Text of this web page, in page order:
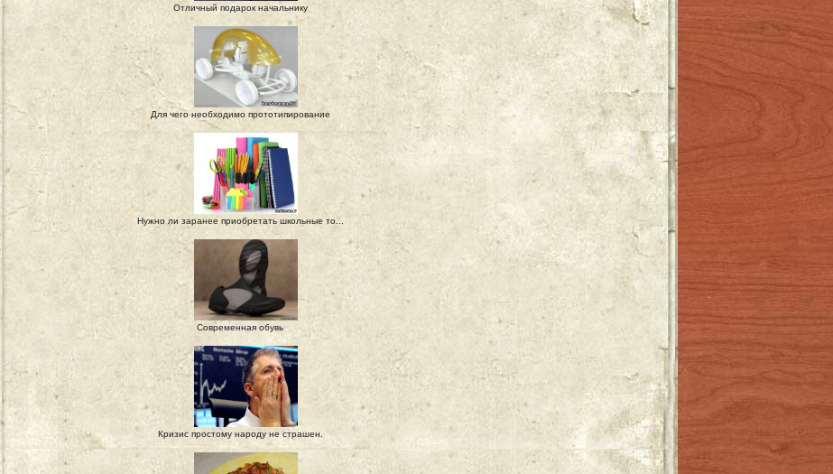
Отличный подарок начальнику
Для чего необходимо прототипирование
Нужно ли заранее приобретать школьные то...
Современная обувь
Кризис простому народу не страшен.